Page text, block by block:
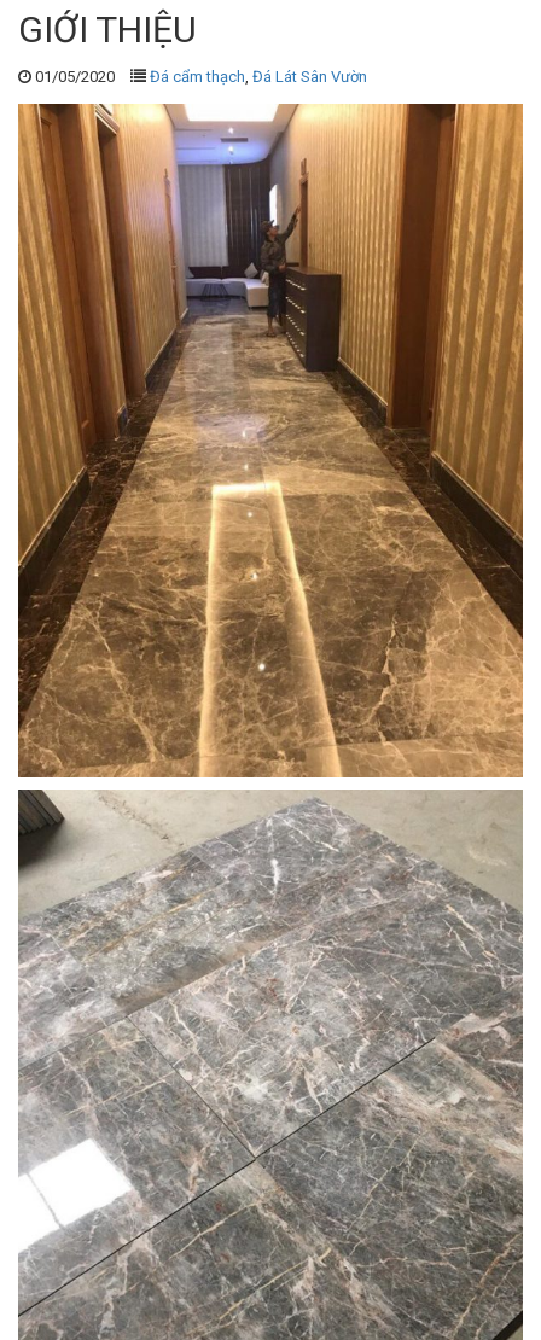
GIỚI THIỆU
01/05/2020 Đá cẩm thạch, Đá Lát Sân Vườn